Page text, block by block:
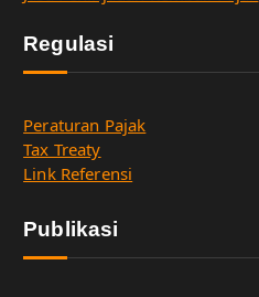
Regulasi
Peraturan Pajak
Tax Treaty
Link Referensi
Publikasi